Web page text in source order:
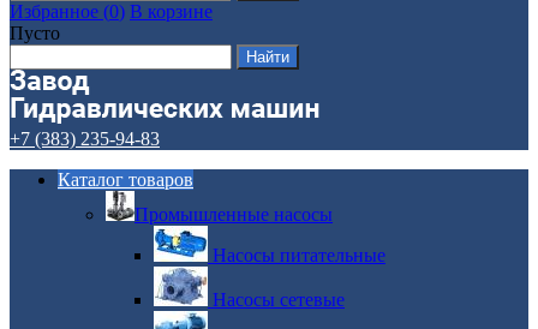
Избранное (0) В корзине
Пусто
+7 (383) 235-94-83
Каталог товаров
Промышленные насосы
Насосы питательные
Насосы сетевые